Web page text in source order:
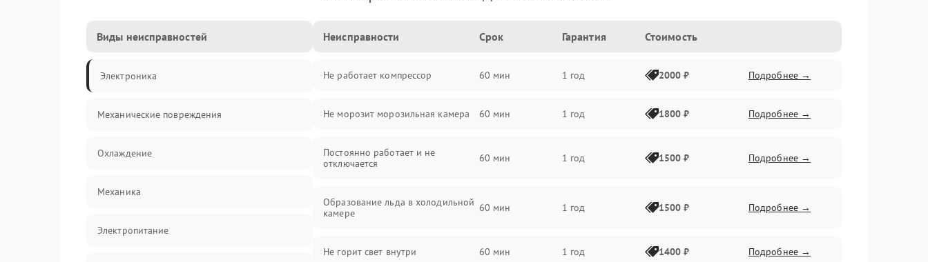
Виды неисправностей
Электроника
Механические повреждения
Охлаждение
Механика
Электропитание
Неисправности Срок Гарантия Стоимость
Не работает компрессор 60 мин 1 год 2000 ₽ Подробнее →
Не морозит морозильная камера 60 мин 1 год 1800 ₽ Подробнее →
Постоянно работает и не
отключается
60 мин 1 год 1500 ₽ Подробнее →
Образование льда в холодильной
камере
60 мин 1 год 1500 ₽ Подробнее →
Не горит свет внутри 60 мин 1 год 1400 ₽ Подробнее →